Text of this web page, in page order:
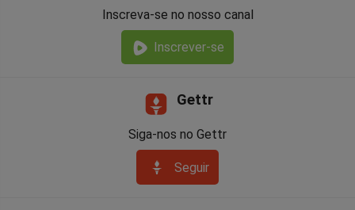
Inscreva-se no nosso canal
Inscrever-se
Gettr
Siga-nos no Gettr
Seguir